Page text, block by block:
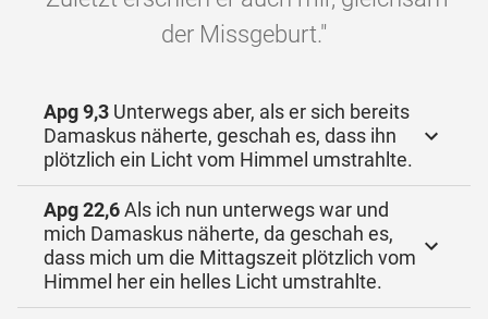
der Missgeburt."
Apg 9,3 Unterwegs aber, als er sich bereits
Damaskus näherte, geschah es, dass ihn
plötzlich ein Licht vom Himmel umstrahlte.
Apg 22,6Als ich nun unterwegs war und
mich Damaskus näherte, da geschah es,
dass mich um die Mittagszeit plötzlich vom
Himmel her ein helles Licht umstrahlte.